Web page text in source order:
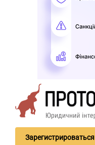
Зарегистрироваться